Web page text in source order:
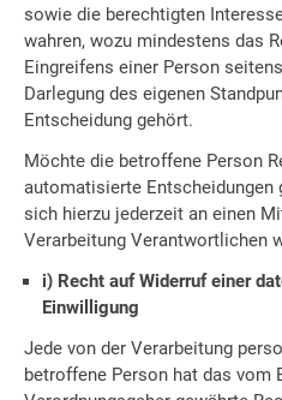
sowie die berechtigten
wahren, wozu mindestens das
Eingreifens einer Person
Darlegung des eigenen
Entscheidung gehört.
Möchte die betroffene Person
automatisierte Entscheidungen
sich hierzu jederzeit an einen
Verarbeitung Verantwortlichen
i) Recht auf Widerruf einer
Einwilligung
Jede von der Verarbeitung
betroffene Person hat das vom